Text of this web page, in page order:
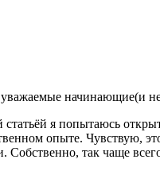
уважаемые начинающие(и
я попытаюсь
опыте. Чувствую,
Собственно, так чаще